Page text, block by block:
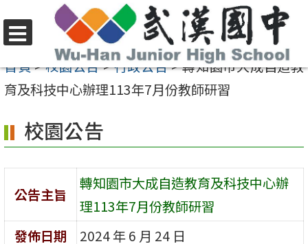
至
要
容
區
選
單
首頁>校園公告>行政公告>轉知園市大成自造教
育及科技中心辦理113年7月份教師研習
校園公告
公告主旨
轉知園市大成自造教育及科技中心辦
理113年7月份教師研習
發佈日期
2024 年 6 月 24 日